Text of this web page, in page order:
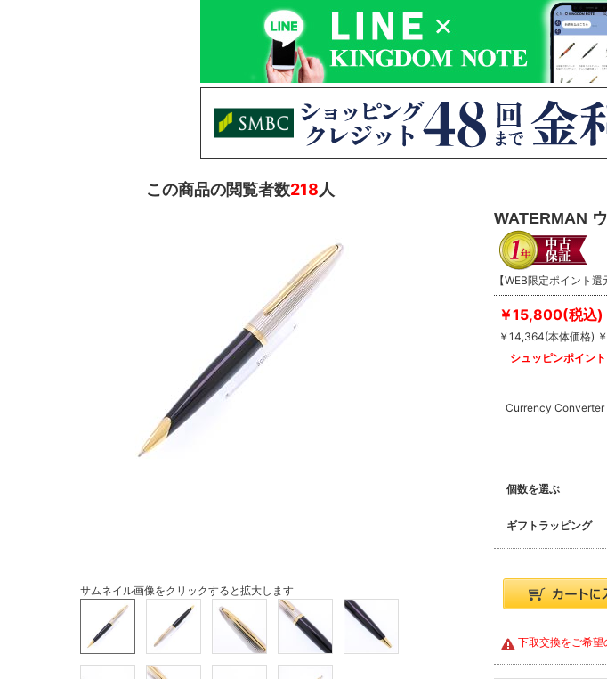
WATERMAN
【WEB限定ポイント
この商品の閲覧者数218人
￥15,800(税込)
￥14,364(本体価格)
シュッピンポイン
Currency Converter
個数を選ぶ
ギフトラッピング
下取交換をご希望
サムネイル画像をクリックすると拡大します